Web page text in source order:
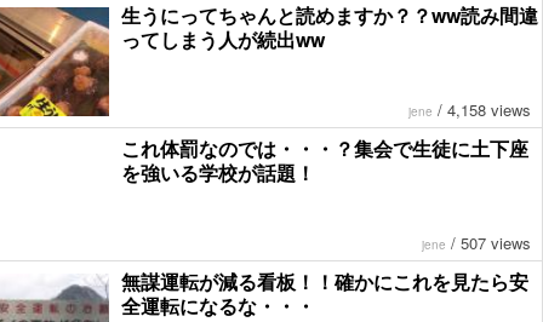
生うにってちゃんと読めますか？？ww読み間違
ってしまう人が続出ww
jene / 4,158 views
これ体罰なのでは・・・？集会で生徒に土下座
を強いる学校が話題！
jene / 507 views
無謀運転が減る看板！！確かにこれを見たら安
全運転になるな・・・